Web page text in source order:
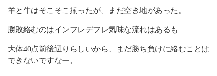
羊と牛はそこそこ揃ったが、まだ空き地があった。
勝敗絡むのはインフレデフレ気味な流れはあるも
大体40点前後辺りらしいから、まだ勝ち負けに絡むことは
できないですなー。